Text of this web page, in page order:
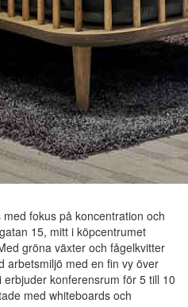
fokus på koncentration och
15, mitt i köpcentrumet
gröna växter och fågelkvitter
arbetsmiljö med en fin vy över
konferensrum för 5 till 10
med whiteboards och